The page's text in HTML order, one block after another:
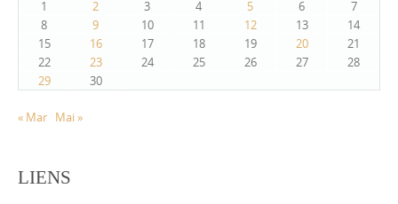
1
2 3 4 5 6
7
8
9 10 11 12 13
14
15
16 17 18 19 20
21
22
23 24 25 26 27
28
29
30
« Mar Mai »
LIENS